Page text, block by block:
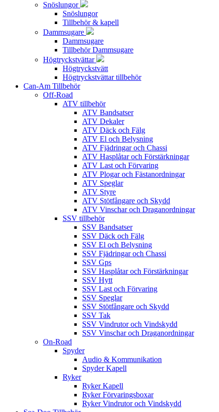
Snöslungor
Snöslungor
Tillbehör & kapell
Dammsugare
Dammsugare
Tillbehör Dammsugare
Högtryckstvättar
Högtryckstvätt
Högtryckstvättar tillbehör
Can-Am Tillbehör
Off-Road
ATV tillbehör
ATV Bandsatser
ATV Dekaler
ATV Däck och Fälg
ATV El och Belysning
ATV Fjädringar och Chassi
ATV Hasplåtar och Förstärkningar
ATV Last och Förvaring
ATV Plogar och Fästanordningar
ATV Speglar
ATV Styre
ATV Stötfångare och Skydd
ATV Vinschar och Draganordningar
SSV tillbehör
SSV Bandsatser
SSV Däck och Fälg
SSV El och Belysning
SSV Fjädringar och Chassi
SSV Gps
SSV Hasplåtar och Förstärkningar
SSV Hytt
SSV Last och Förvaring
SSV Speglar
SSV Stötfångare och Skydd
SSV Tak
SSV Vindrutor och Vindskydd
SSV Vinschar och Draganordningar
On-Road
Spyder
Audio & Kommunikation
Spyder Kapell
Ryker
Ryker Kapell
Ryker Förvaringsboxar
Ryker Vindrutor och Vindskydd